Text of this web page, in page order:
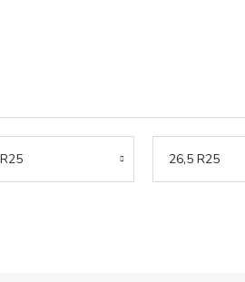
26,5 R25